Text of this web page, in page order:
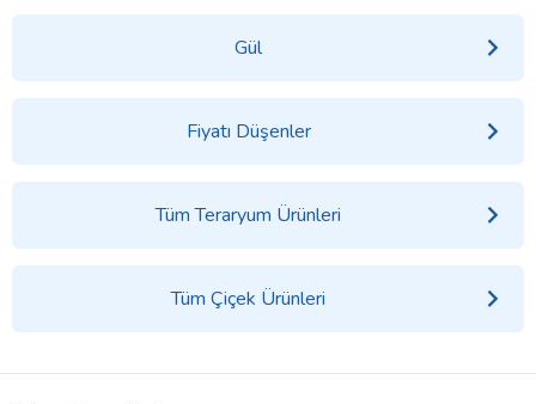
Gül
Fiyatı Düşenler
Tüm Teraryum Ürünleri
Tüm Çiçek Ürünleri